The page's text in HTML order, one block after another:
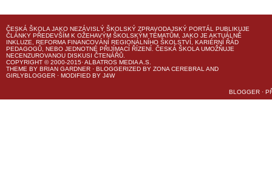
ČESKÁ ŠKOLA JAKO NEZÁVISLÝ ŠKOLSKÝ ZPRAVODAJSKÝ PORTÁL PUBLIKUJE
ČLÁNKY PŘEDEVŠÍM K OŽEHAVÝM ŠKOLSKÝM TÉMATŮM, JAKO JE AKTUÁLNĚ
INKLUZE, REFORMA FINANCOVÁNÍ REGIONÁLNÍHO ŠKOLSTVÍ, KARIÉRNÍ ŘÁD
PEDAGOGŮ, NEBO JEDNOTNÉ PŘIJÍMACÍ ŘÍZENÍ. ČESKÁ ŠKOLA UMOŽŇUJE
NECENZUROVANOU DISKUSI ČTENÁŘŮ.
COPYRIGHT © 2000-2015· ALBATROS MEDIA A.S.
THEME BY BRIAN GARDNER · BLOGGERIZED BY ZONA CEREBRAL AND
GIRLYBLOGGER · MODIFIED BY J4W
BLOGGER ·